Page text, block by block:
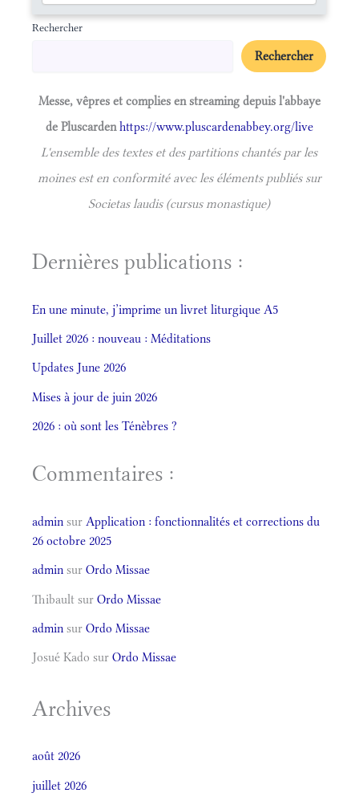
Rechercher
Rechercher
Messe, vêpres et complies en streaming depuis l'abbaye
de Pluscardenhttps://www.pluscardenabbey.org/live
L'ensemble des textes et des partitions chantés par les
moines est en conformité avec les éléments publiés sur
Societas laudis (cursus monastique)
Dernières publications :
En une minute, j’imprime un livret liturgique A5
Juillet 2026 : nouveau : Méditations
Updates June 2026
Mises à jour de juin 2026
2026 : où sont les Ténèbres ?
Commentaires :
admin sur Application : fonctionnalités et corrections du
26 octobre 2025
admin sur Ordo Missae
Thibault sur Ordo Missae
admin sur Ordo Missae
Josué Kado sur Ordo Missae
Archives
août 2026
juillet 2026